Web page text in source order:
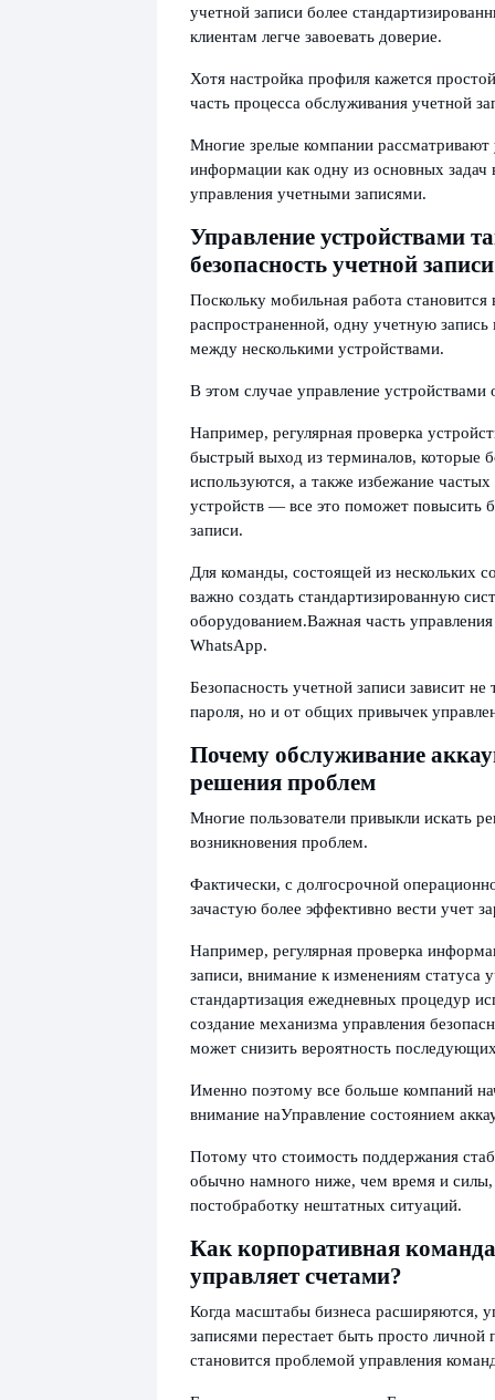
учетной записи более
клиентам легче завоевать доверие.
Хотя настройка профиля кажется
часть процесса обслуживания учетной
Многие зрелые компании
информации как одну из основных задач
управления учетными записями.
Управление устройствами
безопасность учетной
Поскольку мобильная работа становится
распространенной, одну учетную
между несколькими устройствами.
В этом случае управление устройствами
Например, регулярная проверка
быстрый выход из терминалов, которые
используются, а также избежание
устройств — все это поможет повысить
записи.
Для команды, состоящей из нескольких
важно создать стандартизированную
оборудованием.Важная часть
WhatsApp.
Безопасность учетной записи зависит не
пароля, но и от общих привычек
Почему обслуживание
решения проблем
Многие пользователи привыкли искать
возникновения проблем.
Фактически, с долгосрочной
зачастую более эффективно вести учет
Например, регулярная проверка
записи, внимание к изменениям статуса
стандартизация ежедневных процедур
создание механизма управления
может снизить вероятность
Именно поэтому все больше компаний
внимание наУправление состоянием
Потому что стоимость поддержания
обычно намного ниже, чем время и силы,
постобработку нештатных ситуаций.
Как корпоративная
управляет счетами?
Когда масштабы бизнеса расширяются,
записями перестает быть просто личной
становится проблемой управления